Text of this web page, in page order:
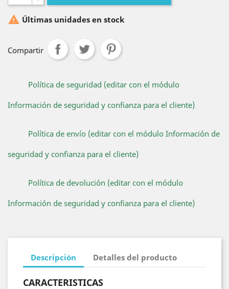
 Últimas unidades en stock
Compartir
Política de seguridad (editar con el módulo
Información de seguridad y confianza para el cliente)
Política de envío (editar con el módulo Información de
seguridad y confianza para el cliente)
Política de devolución (editar con el módulo
Información de seguridad y confianza para el cliente)
Descripción Detalles del producto
CARACTERISTICAS